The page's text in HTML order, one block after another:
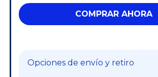
Opciones de envío y retiro